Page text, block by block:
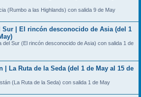
(Rumbo a las Highlands) con salida 9 de May
Sur | El rincón desconocido de Asia (del 1
del Sur (El rincón desconocido de Asia) con salida 1 de
| La Ruta de la Seda (del 1 de May al 15 de
(La Ruta de la Seda) con salida 1 de May